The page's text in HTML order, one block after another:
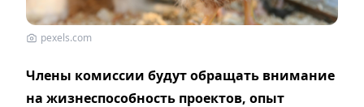
pexels.com
Члены комиссии будут обращать внимание
на жизнеспособность проектов, опыт